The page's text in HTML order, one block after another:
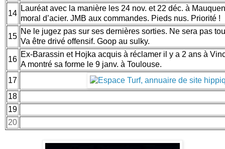
14
Lauréat avec la manière les 24 nov. et 22 déc. à
moral d’acier. JMB aux commandes. Pieds nus. Priorité !
15
Ne le jugez pas sur ses dernières sorties. Ne sera pas
Va être drivé offensif. Goop au sulky.
16
Ex-Barassin et Hojka acquis à réclamer il y a 2 ans à
A montré sa forme le 9 janv. à Toulouse.
17
18
19
20